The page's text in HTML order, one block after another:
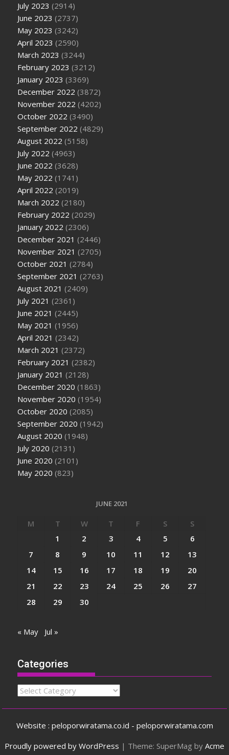
July 2023 (2914)
June 2023 (2737)
May 2023 (3242)
April 2023 (2590)
March 2023 (3244)
February 2023 (3212)
January 2023 (3369)
December 2022 (3872)
November 2022 (4202)
October 2022 (3490)
September 2022 (4829)
August 2022 (5158)
July 2022 (4963)
June 2022 (3628)
May 2022 (1741)
April 2022 (2019)
March 2022 (2180)
February 2022 (2029)
January 2022 (2306)
December 2021 (2446)
November 2021 (2705)
October 2021 (2784)
September 2021 (2763)
August 2021 (2409)
July 2021 (2361)
June 2021 (2445)
May 2021 (1956)
April 2021 (2342)
March 2021 (2372)
February 2021 (2382)
January 2021 (2128)
December 2020 (1863)
November 2020 (1954)
October 2020 (2085)
September 2020 (1942)
August 2020 (1948)
July 2020 (2131)
June 2020 (2101)
May 2020 (823)
JUNE 2021
M T W T F S
S
1
2 3 4 5
6
7
8 9 10 11 12
13
14
15 16 17 18 19
20
21
22 23 24 25 26
27
28
29 30
« May Jul »
Categories
Categories
Website : peloporwiratama.co.id - peloporwiratama.com
Proudly powered by WordPress | Theme: SuperMag by Acme